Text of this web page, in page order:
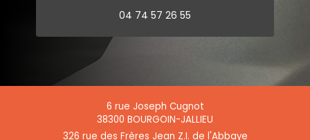
04 74 57 26 55
6 rue Joseph Cugnot
38300 BOURGOIN-JALLIEU
326 rue des Frères Jean Z.I. de l'Abbaye